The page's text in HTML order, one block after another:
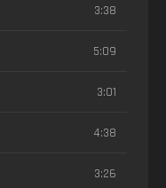
3:38
5:09
3:01
4:38
3:26